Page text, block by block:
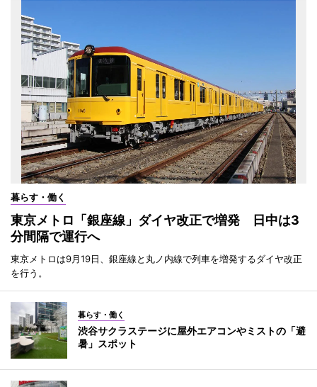
暮らす・働く
東京メトロ「銀座線」ダイヤ改正で増発 日中は3
分間隔で運行へ
東京メトロは9月19日、銀座線と丸ノ内線で列車を増発するダイヤ改正
を行う。
暮らす・働く
渋谷サクラステージに屋外エアコンやミストの「避
暑」スポット